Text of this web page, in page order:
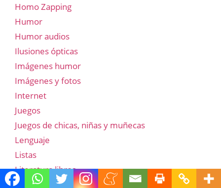
Homo Zapping
Humor
Humor audios
Ilusiones ópticas
Imágenes humor
Imágenes y fotos
Internet
Juegos
Juegos de chicas, niñas y muñecas
Lenguaje
Listas
Literatura libros
Matemáticas y lógica